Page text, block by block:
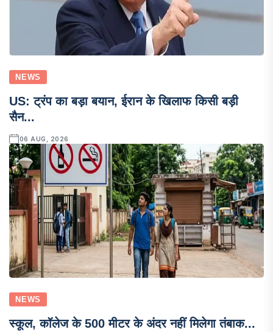
NEWS
US: ट्रंप का बड़ा बयान, ईरान के खिलाफ किसी बड़ी
सैन...
06 AUG, 2026
NEWS
स्कूल, कॉलेज के 500 मीटर के अंदर नहीं मिलेगा तंबाक...